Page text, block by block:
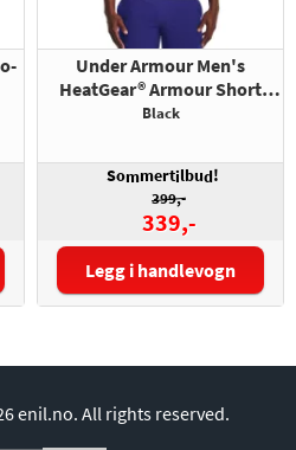
Under Armour Men's
HeatGear® Armour Short
Sleeve
Black
Sommertilbud!
399,-
339,-
Størrelse:
Legg i handlevogn
enil.no. All rights reserved.